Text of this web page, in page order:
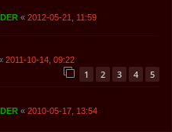
« 2012-05-21, 11:59
2011-10-14, 09:22
1 2 3 4 5
« 2010-05-17, 13:54